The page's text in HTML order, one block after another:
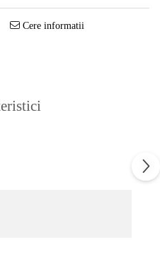
Cere informatii